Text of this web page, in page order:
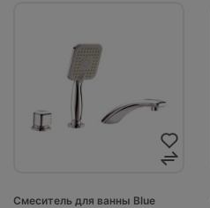
Смеситель для ванны Blue